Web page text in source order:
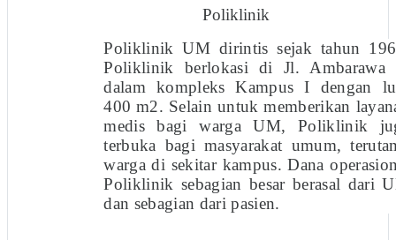
Poliklinik
Poliklinik UM dirintis sejak tahun
Poliklinik berlokasi di Jl. Ambarawa
dalam kompleks Kampus I dengan
400 m2. Selain untuk memberikan
medis bagi warga UM, Poliklinik
terbuka bagi masyarakat umum,
warga di sekitar kampus. Dana
Poliklinik sebagian besar berasal dari
dan sebagian dari pasien.